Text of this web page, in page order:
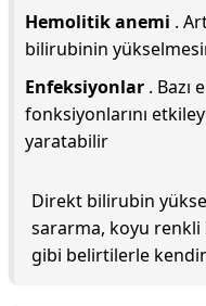
Hemolitik anemi .
bilirubinin
Enfeksiyonlar . Bazı
fonksiyonlarını
yaratabilir
Direkt bilirubin
sararma, koyu renkli
gibi belirtilerle